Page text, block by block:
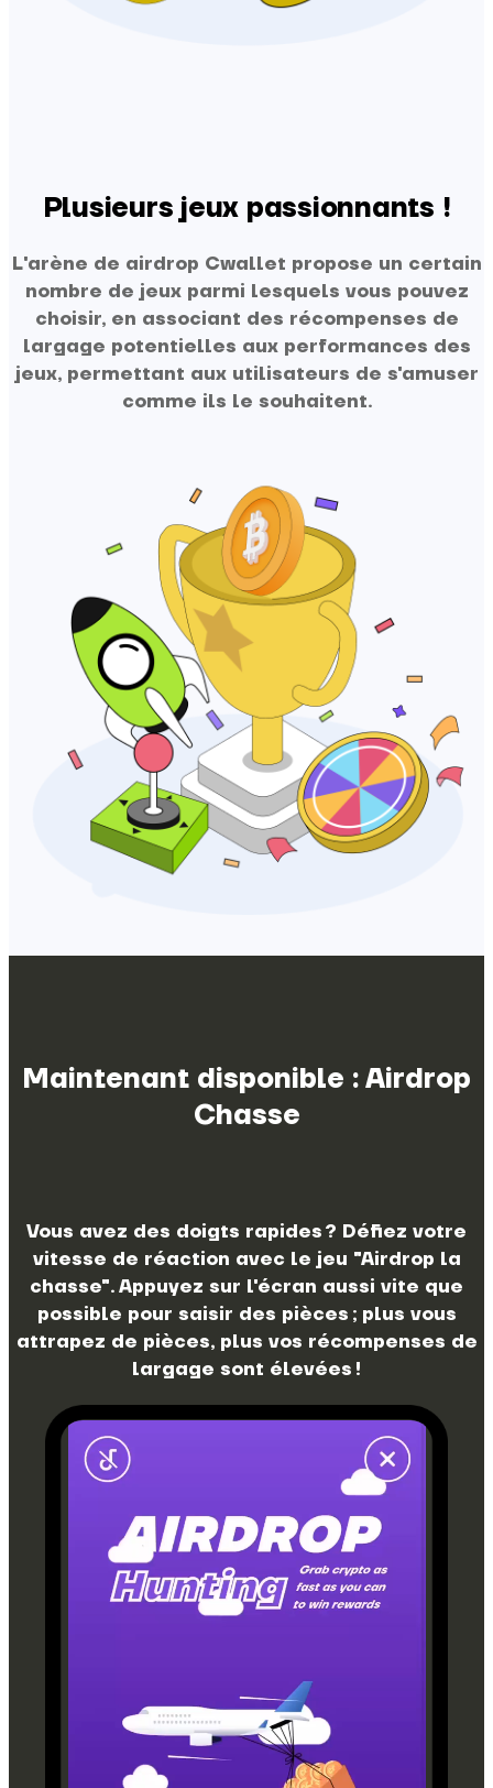
Plusieurs jeux passionnants !
L'arène de airdrop Cwallet propose un certain
nombre de jeux parmi lesquels vous pouvez
choisir, en associant des récompenses de
largage potentielles aux performances des
jeux, permettant aux utilisateurs de s'amuser
comme ils le souhaitent.
Maintenant disponible : Airdrop
Chasse
Vous avez des doigts rapides ? Défiez votre
vitesse de réaction avec le jeu "Airdrop la
chasse". Appuyez sur l'écran aussi vite que
possible pour saisir des pièces ; plus vous
attrapez de pièces, plus vos récompenses de
largage sont élevées !